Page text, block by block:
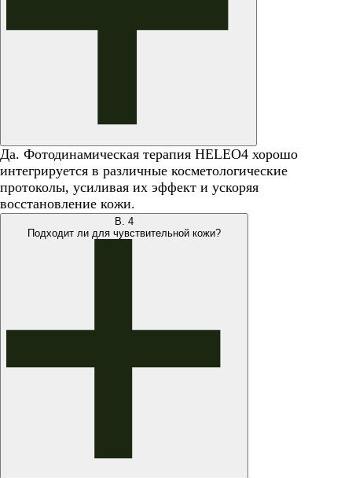
Да. Фотодинамическая терапия HELEO4 хорошо
интегрируется в различные косметологические
протоколы, усиливая их эффект и ускоряя
восстановление кожи.
В. 4
Подходит ли для чувствительной кожи?